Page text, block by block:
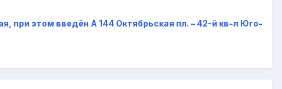
при этом введён А 144 Октябрьская пл. – 42-й кв-л Юго-